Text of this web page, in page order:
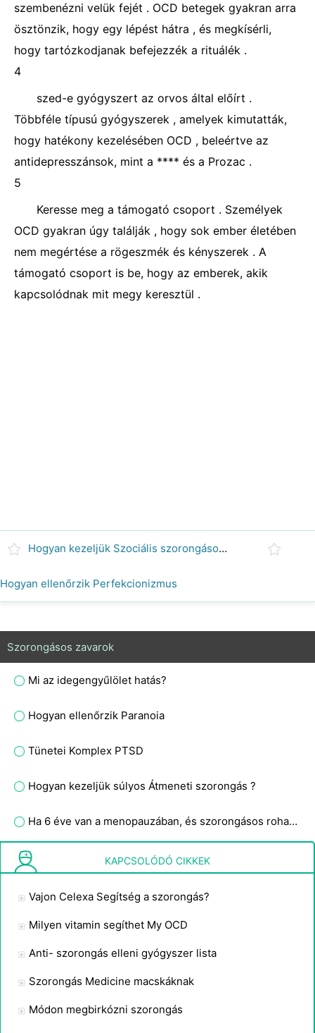
szembenézni velük fejét . OCD betegek gyakran arra
ösztönzik, hogy egy lépést hátra , és megkísérli,
hogy tartózkodjanak befejezzék a rituálék .
4
szed-e gyógyszert az orvos által előírt .
Többféle típusú gyógyszerek , amelyek kimutatták,
hogy hatékony kezelésében OCD , beleértve az
antidepresszánsok, mint a **** és a Prozac .
5
Keresse meg a támogató csoport . Személyek
OCD gyakran úgy találják , hogy sok ember életében
nem megértése a rögeszmék és kényszerek . A
támogató csoport is be, hogy az emberek, akik
kapcsolódnak mit megy keresztül .
Hogyan kezeljük Szociális szorongásos zavar
Hogyan ellenőrzik Perfekcionizmus
Szorongásos zavarok
Mi az idegengyűlölet hatás?
Hogyan ellenőrzik Paranoia
Tünetei Komplex PTSD
Hogyan kezeljük súlyos Átmeneti szorongás ?
Ha 6 éve van a menopauzában, és szorongásos rohamai kezdenek lenni, ez egy tünet?
Hogyan lehet legyőzni a félelmet, mozgólépcsők
KAPCSOLÓDÓ CIKKEK
Vajon Celexa Segítség a szorongás?
Milyen vitamin segíthet My OCD
Anti- szorongás elleni gyógyszer lista
Szorongás Medicine macskáknak
Módon megbirkózni szorongás